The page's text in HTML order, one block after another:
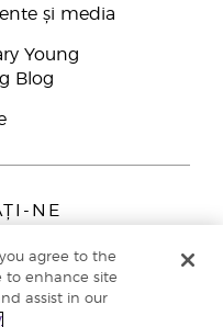
și media
Young
Blog
NE
97
you agree to the
to enhance site
assist in our